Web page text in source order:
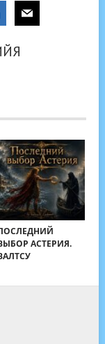
АСТЕРИЯ.